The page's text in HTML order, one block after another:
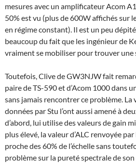
mesures avec un amplificateur Acom
50% est vu (plus de 600W affichés sur
en régime constant). Il est un peu
beaucoup du fait que les ingénieur de
vraiment se mobiliser pour trouver
Toutefois, Clive de GW3NJW fait
paire de TS-590 et d’Acom 1000 dans
sans jamais rencontrer ce problème. La
données par Stu l’ont aussi amené à
d’abord, lui utilise des valeurs de gain
plus élevé, la valeur d’ALC renvoyée
proche des 60% de l’échelle sans
problème sur la pureté spectrale de